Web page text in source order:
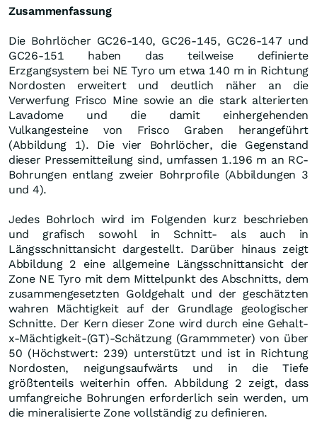
Zusammenfassung
Die Bohrlöcher GC26-140, GC26-145, GC26-147 und
GC26-151 haben das teilweise definierte
Erzgangsystem bei NE Tyro um etwa 140 m in Richtung
Nordosten erweitert und deutlich näher an die
Verwerfung Frisco Mine sowie an die stark alterierten
Lavadome und die damit einhergehenden
Vulkangesteine von Frisco Graben herangeführt
(Abbildung 1). Die vier Bohrlöcher, die Gegenstand
dieser Pressemitteilung sind, umfassen 1.196 m an RC-
Bohrungen entlang zweier Bohrprofile (Abbildungen 3
und 4).
Jedes Bohrloch wird im Folgenden kurz beschrieben
und grafisch sowohl in Schnitt- als auch in
Längsschnittansicht dargestellt. Darüber hinaus zeigt
Abbildung 2 eine allgemeine Längsschnittansicht der
Zone NE Tyro mit dem Mittelpunkt des Abschnitts, dem
zusammengesetzten Goldgehalt und der geschätzten
wahren Mächtigkeit auf der Grundlage geologischer
Schnitte. Der Kern dieser Zone wird durch eine Gehalt-
x-Mächtigkeit-(GT)-Schätzung (Grammmeter) von über
50 (Höchstwert: 239) unterstützt und ist in Richtung
Nordosten, neigungsaufwärts und in die Tiefe
größtenteils weiterhin offen. Abbildung 2 zeigt, dass
umfangreiche Bohrungen erforderlich sein werden, um
die mineralisierte Zone vollständig zu definieren.